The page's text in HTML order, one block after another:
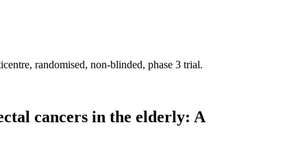
randomised, non-blinded, phase 3 trial.
cancers in the elderly: A